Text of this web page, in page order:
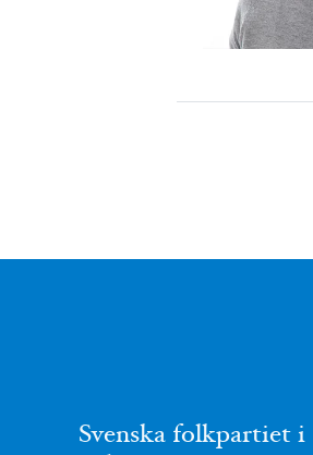
Svenska folkpartiet i